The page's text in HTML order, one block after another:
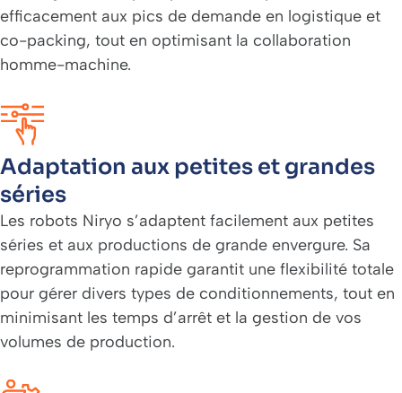
efficacement aux pics de demande en logistique et
co-packing, tout en optimisant la collaboration
homme-machine.
Adaptation aux petites et grandes
séries
Les robots Niryo s’adaptent facilement aux petites
séries et aux productions de grande envergure. Sa
reprogrammation rapide garantit une flexibilité totale
pour gérer divers types de conditionnements, tout en
minimisant les temps d’arrêt et la gestion de vos
volumes de production.